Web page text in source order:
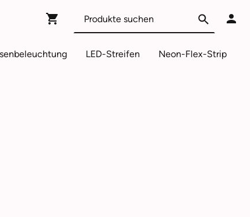
LED-Streifen Neon-Flex-Strip